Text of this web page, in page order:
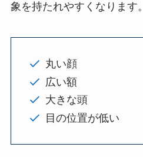
象を持たれやすくなります。
丸い顔
広い額
大きな頭
目の位置が低い